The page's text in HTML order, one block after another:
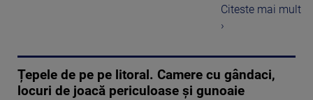
Citeste mai mult
›
Țepele de pe pe litoral. Camere cu gândaci,
locuri de joacă periculoase și gunoaie